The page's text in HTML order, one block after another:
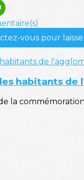
vous pour
habitants de
la